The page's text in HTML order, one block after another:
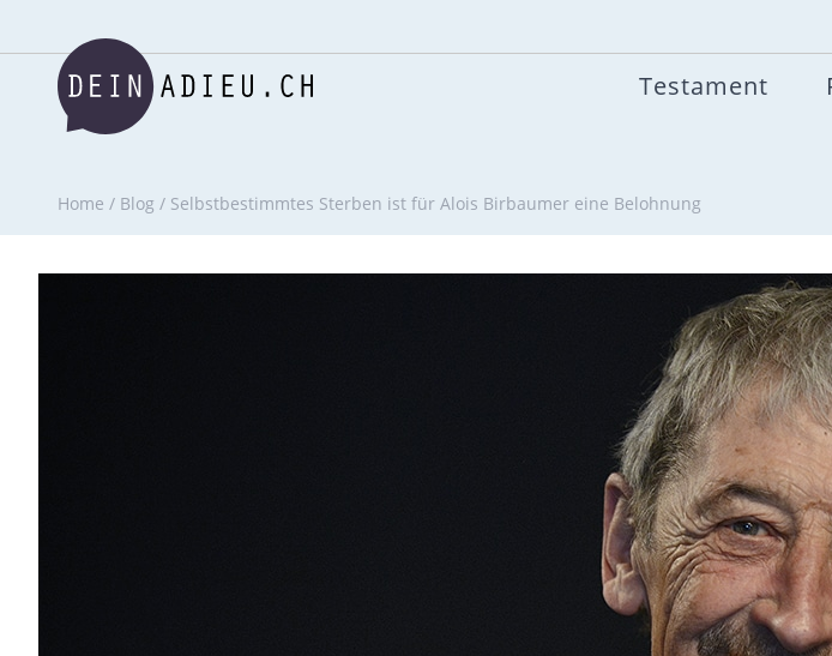
Testament
Home / Blog / Selbstbestimmtes Sterben ist für Alois Birbaumer eine Belohnung